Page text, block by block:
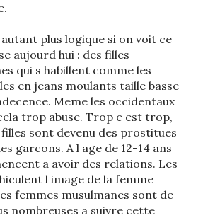
plus logique si on voit ce
aujourd hui : des filles
qui s habillent comme les
en jeans moulants taille basse
Meme les occidentaux
trop abuse. Trop c est trop,
sont devenu des prostitues
garcons. A l age de 12-14 ans
a avoir des relations. Les
l image de la femme
femmes musulmanes sont de
nombreuses a suivre cette